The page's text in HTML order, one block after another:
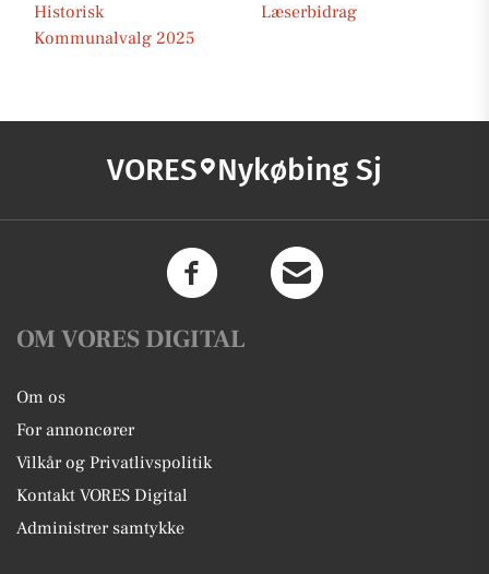
Historisk
Læserbidrag
Kommunalvalg 2025
VORES Nykøbing Sj
OM VORES DIGITAL
Om os
For annoncører
Vilkår og Privatlivspolitik
Kontakt VORES Digital
Administrer samtykke